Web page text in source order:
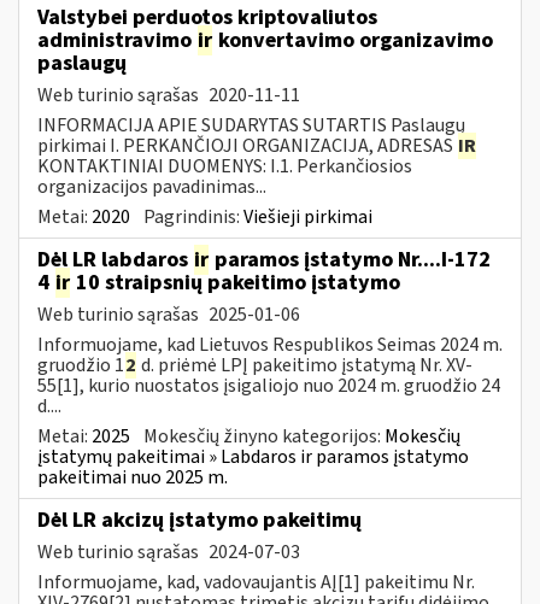
Valstybei perduotos kriptovaliutos
administravimo ir konvertavimo organizavimo
paslaugų
Web turinio sąrašas 2020-11-11
INFORMACIJA APIE SUDARYTAS SUTARTIS Paslaugų
pirkimai I. PERKANČIOJI ORGANIZACIJA, ADRESAS IR
KONTAKTINIAI DUOMENYS: I.1. Perkančiosios
organizacijos pavadinimas...
Metai: 2020 Pagrindinis:Viešieji pirkimai
Dėl LR labdaros ir paramos įstatymo Nr....I-172
4 ir 10 straipsnių pakeitimo įstatymo
Web turinio sąrašas 2025-01-06
Informuojame, kad Lietuvos Respublikos Seimas 2024 m.
gruodžio 12 d. priėmė LPĮ pakeitimo įstatymą Nr. XV-
55[1], kurio nuostatos įsigaliojo nuo 2024 m. gruodžio 24
d....
Metai: 2025 Mokesčių žinyno kategorijos: Mokesčių
įstatymų pakeitimai » Labdaros ir paramos įstatymo
pakeitimai nuo 2025 m.
Dėl LR akcizų įstatymo pakeitimų
Web turinio sąrašas 2024-07-03
Informuojame, kad, vadovaujantis AĮ[1] pakeitimu Nr.